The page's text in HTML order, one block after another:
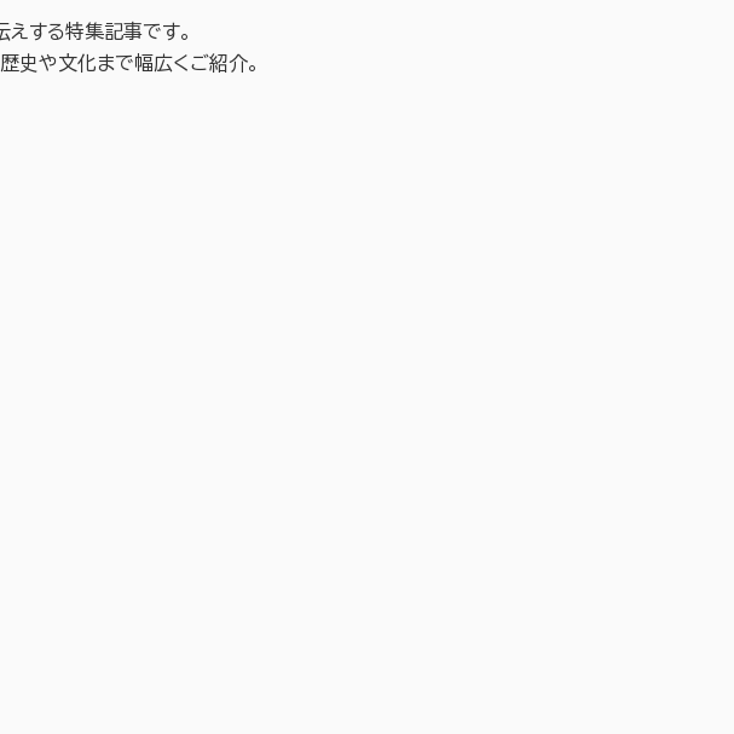
えする特集記事です。
歴史や文化まで幅広くご紹介。